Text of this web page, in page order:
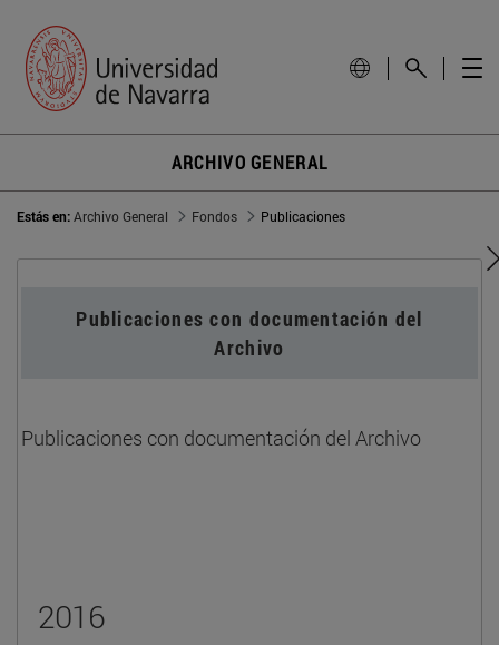
ARCHIVO GENERAL
Estás en:Archivo General Fondos Publicaciones
Publicaciones con documentación del
Archivo
Publicaciones con documentación del Archivo
2016